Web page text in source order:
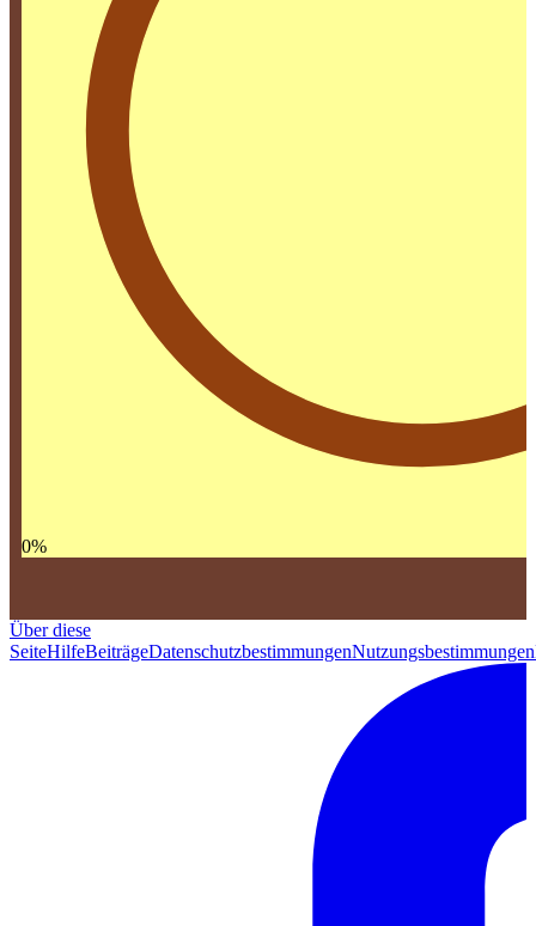
0%
Über diese
SeiteHilfeBeiträgeDatenschutzbestimmungenNutzungsbestimmungen